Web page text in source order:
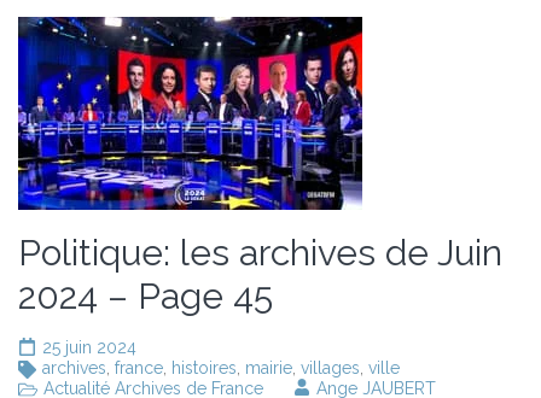
Politique: les archives de Juin
2024 – Page 45
25 juin 2024
archives france histoires mairie villages ville
Actualité Archives de France
Ange JAUBERT